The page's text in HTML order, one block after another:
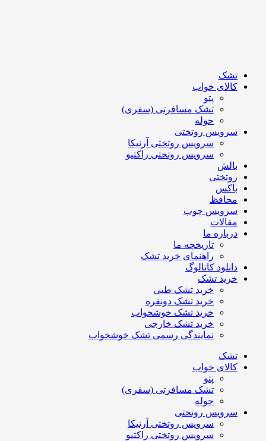
تشک
کالای خواب
پتو
تشک مسافرتی (سفری)
حوله
سرویس روتختی
سرویس روتختی آرنیکا
سرویس روتختی راکتیو
بالش
روتختی
باکس
محافظ
سرویس چوب
مقالات
درباره ما
تاریخچه ما
راهنمای خرید تشک
دانلود کاتالوگ
خرید تشک
خرید تشک طبی
خرید تشک دونفره
خرید تشک خوشخواب
خرید تشک خارجی
نمایندگی رسمی تشک خوشخواب
تشک
کالای خواب
پتو
تشک مسافرتی (سفری)
حوله
سرویس روتختی
سرویس روتختی آرنیکا
سرویس روتختی راکتیو